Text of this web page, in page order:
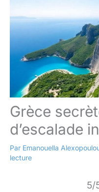
Grèce
d’escalade
Par Emanouella
lecture
5/